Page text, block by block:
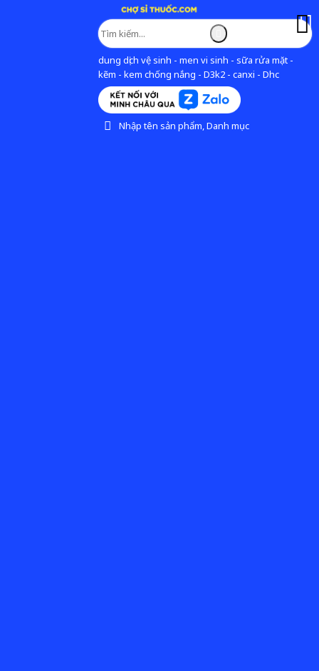
dung dịch vệ sinh - men vi sinh - sữa rửa mặt -
kẽm - kem chống nắng - D3k2 - canxi - Dhc
Nhập tên sản phẩm, Danh mục